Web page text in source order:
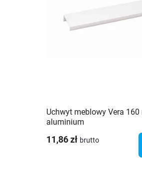
Uchwyt meblowy Vera 160
aluminium
11,86 zł brutto